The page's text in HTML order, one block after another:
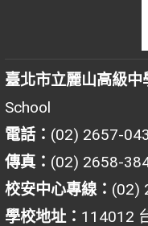
臺北市立麗山高級中
School
電話： (02) 2657-
傳真： (02) 2658-
校安中心專線： (02)
學校地址： 114012